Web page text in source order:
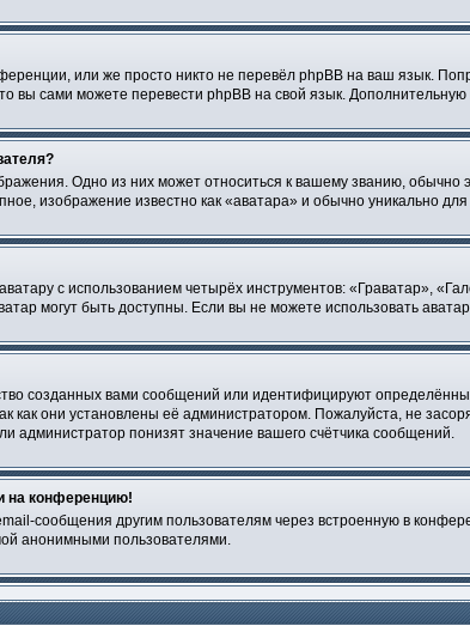
или же просто никто не перевёл phpBB на ваш язык.
то вы сами можете перевести phpBB на свой язык.
Одно из них может относиться к вашему званию,
изображение известно как «аватара» и обычно уникально для
с использованием четырёх инструментов: «Граватар»,
могут быть доступны. Если вы не можете использовать
созданных вами сообщений или идентифицируют
как они установлены её администратором. Пожалуйста, не
администратор понизят значение вашего счётчика сообщений.
на конференцию!
сообщения другим пользователям через встроенную в
анонимными пользователями.